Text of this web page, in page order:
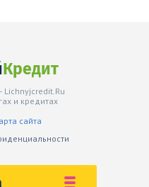
Кредит
и кредитах
сайта